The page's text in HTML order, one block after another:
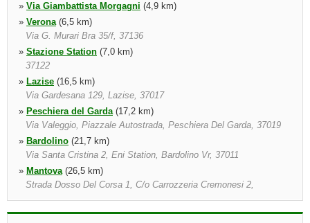
» Via Giambattista Morgagni (4,9 km)
» Verona(6,5 km)
Via G. Murari Bra 35/f, 37136
» Stazione Station (7,0 km)
37122
» Lazise (16,5 km)
Via Gardesana 129, Lazise, 37017
» Peschiera del Garda(17,2 km)
Via Valeggio, Piazzale Autostrada, Peschiera Del Garda, 37019
» Bardolino (21,7 km)
Via Santa Cristina 2, Eni Station, Bardolino Vr, 37011
» Mantova(26,5 km)
Strada Dosso Del Corsa 1, C/o Carrozzeria Cremonesi 2,
»Guidizzolo(27,5 km)